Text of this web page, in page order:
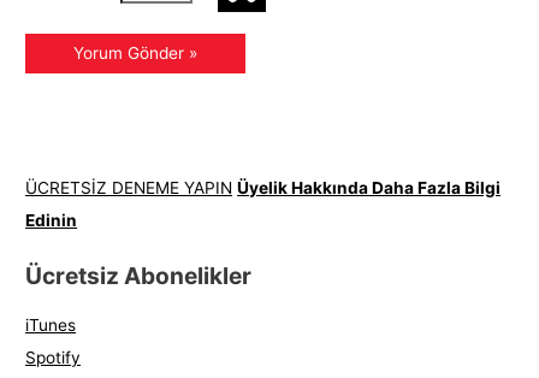
ÜCRETSİZ DENEME YAPIN Üyelik Hakkında Daha Fazla Bilgi
Edinin
Ücretsiz Abonelikler
iTunes
Spotify